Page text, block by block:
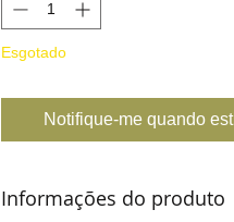
Esgotado
Notifique-me quando
Informações do produto